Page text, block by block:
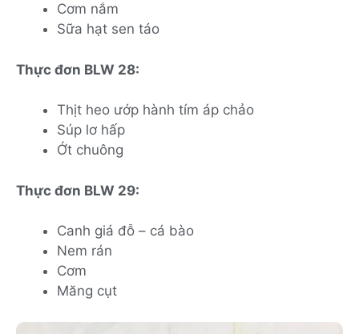
Cơm nắm
Sữa hạt sen táo
Thực đơn BLW 28:
Thịt heo ướp hành tím áp chảo
Súp lơ hấp
Ớt chuông
Thực đơn BLW 29:
Canh giá đỗ – cá bào
Nem rán
Cơm
Măng cụt